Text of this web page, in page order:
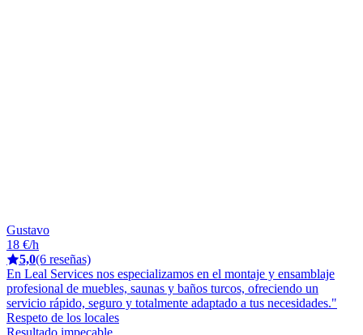
Gustavo
18 €/h
5,0(6 reseñas)
En Leal Services nos especializamos en el montaje y ensamblaje
profesional de muebles, saunas y baños turcos, ofreciendo un
servicio rápido, seguro y totalmente adaptado a tus necesidades."
Respeto de los locales
Resultado impecable